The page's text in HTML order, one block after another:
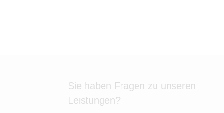
Sie haben Fragen zu unseren
Leistungen?